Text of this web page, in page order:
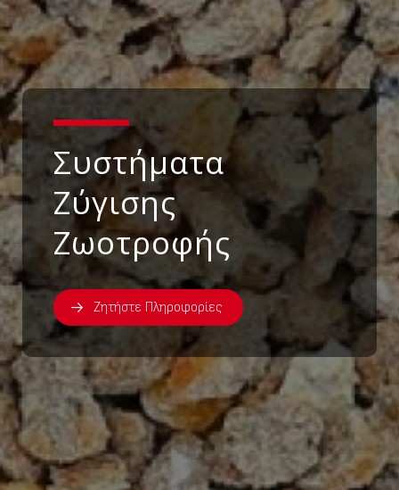
Συστήματα
Ζύγισης
Ζωοτροφής
Ζητήστε Πληροφορίες